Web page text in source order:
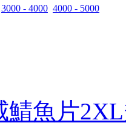
3000 - 4000 4000 - 5000
魚片